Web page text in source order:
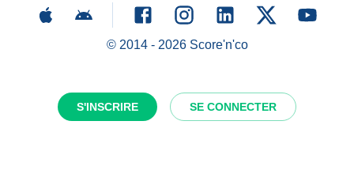
S'INSCRIRE SE CONNECTER
© 2014 - 2026Score'n'co